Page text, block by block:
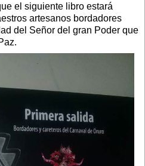
el siguiente libro estará
artesanos bordadores
del Señor del gran Poder que